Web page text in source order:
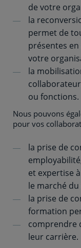
de votre
la
permet de
présentes
votre
la
ou fonctions.
Nous pouvons
pour vos
la prise de
et expertise
le marché
la prise de
formation
comprendre
leur carrière.